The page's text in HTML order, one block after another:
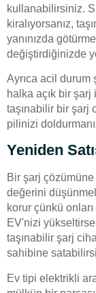
kullanabilirsiniz.
kiralıyorsanız,
yanınızda
değiştirdiğinizde
Ayrıca acil durum
halka açık bir
taşınabilir bir şarj
pilinizi
Yeniden
Bir şarj çözümüne
değerini
korur çünkü
EV'nizi
taşınabilir şarj
sahibine
Ev tipi elektrikli